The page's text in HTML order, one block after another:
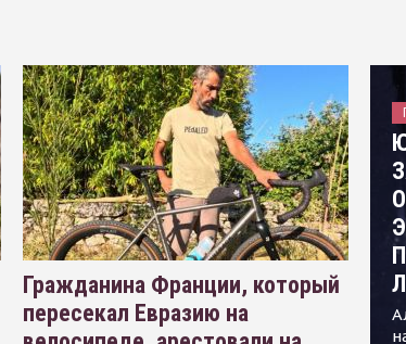
Гражданина Франции, который
пересекал Евразию на